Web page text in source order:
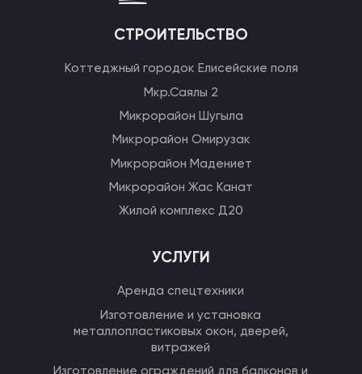
СТРОИТЕЛЬСТВО
Коттеджный городок Елисейские поля
Мкр.Саялы 2
Микрорайон Шугыла
Микрорайон Омирузак
Микрорайон Мадениет
Микрорайон Жас Канат
Жилой комплекс Д20
УСЛУГИ
Аренда спецтехники
Изготовление и установка
металлопластиковых окон, дверей,
витражей
Изготовление ограждений для балконов и